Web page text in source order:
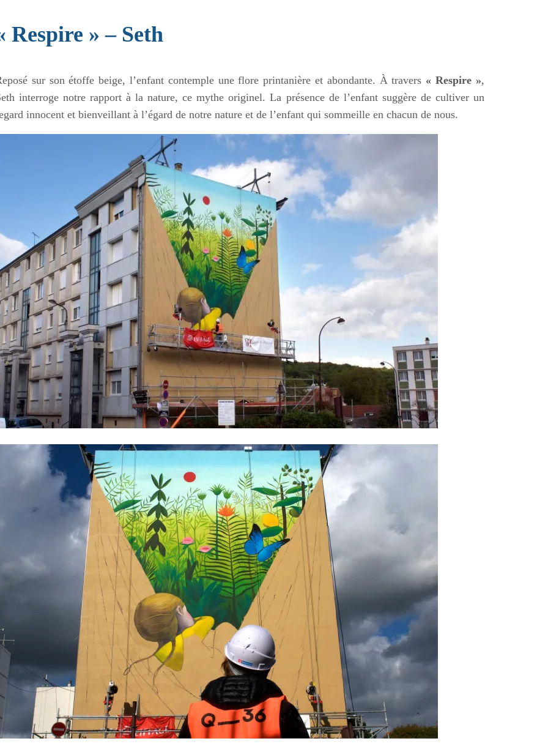
Respire » – Seth
sur son étoffe beige, l’enfant contemple une flore printanière et abondante. À travers « Respire »,
interroge notre rapport à la nature, ce mythe originel. La présence de l’enfant suggère de cultiver un
innocent et bienveillant à l’égard de notre nature et de l’enfant qui sommeille en chacun de nous.